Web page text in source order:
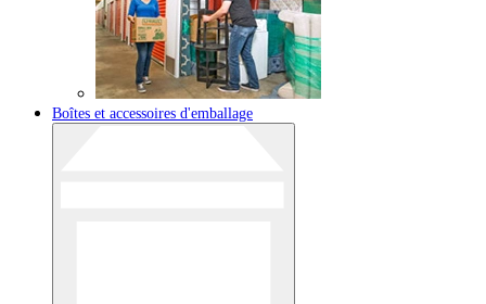
Boîtes et accessoires d'emballage